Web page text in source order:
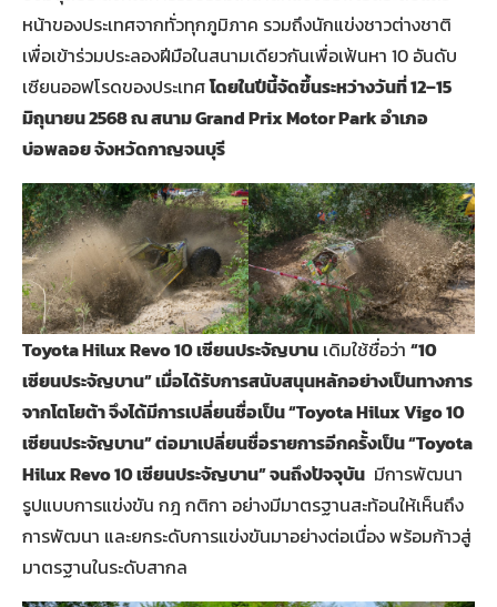
หน้าของประเทศจากทั่วทุกภูมิภาค รวมถึงนักแข่งชาวต่างชาติ
เพื่อเข้าร่วมประลองฝีมือในสนามเดียวกันเพื่อเฟ้นหา 10 อันดับ
เซียนออฟโรดของประเทศโดยในปีนี้จัดขึ้นระหว่างวันที่ 12–15
มิถุนายน 2568 ณ สนาม Grand Prix Motor Park อำเภอ
บ่อพลอย จังหวัดกาญจนบุรี
Toyota Hilux Revo 10 เซียนประจัญบาน เดิมใช้ชื่อว่า “10
เซียนประจัญบาน” เมื่อได้รับการสนับสนุนหลักอย่างเป็นทางการ
จากโตโยต้า จึงได้มีการเปลี่ยนชื่อเป็น “Toyota Hilux Vigo 10
เซียนประจัญบาน” ต่อมาเปลี่ยนชื่อรายการอีกครั้งเป็น “Toyota
Hilux Revo 10 เซียนประจัญบาน” จนถึงปัจจุบัน มีการพัฒนา
รูปแบบการแข่งขัน กฎ กติกา อย่างมีมาตรฐานสะท้อนให้เห็นถึง
การพัฒนา และยกระดับการแข่งขันมาอย่างต่อเนื่อง พร้อมก้าวสู่
มาตรฐานในระดับสากล